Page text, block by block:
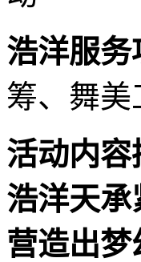
浩洋服务
筹、舞
活动内容
浩洋天承
营造出